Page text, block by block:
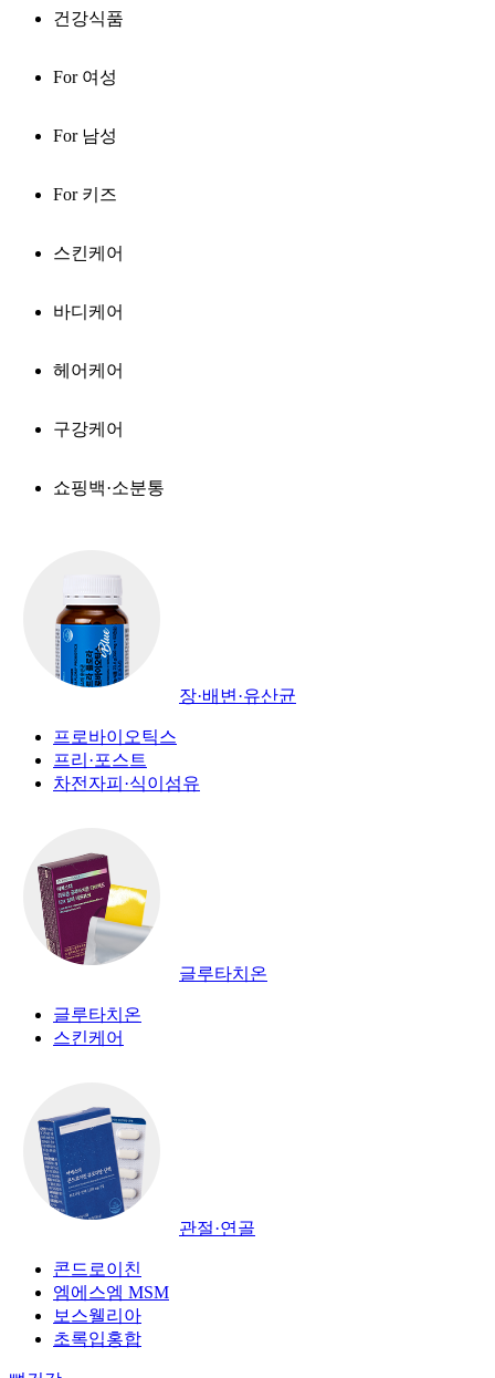
건강식품
For 여성
For 남성
For 키즈
스킨케어
바디케어
헤어케어
구강케어
쇼핑백·소분통
장·배변·유산균
프로바이오틱스
프리·포스트
차전자피·식이섬유
글루타치온
글루타치온
스킨케어
관절·연골
콘드로이친
엠에스엠 MSM
보스웰리아
초록입홍합